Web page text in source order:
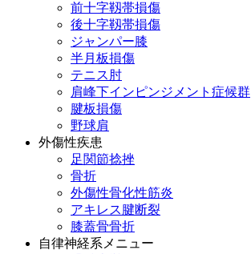
前十字靱帯損傷
後十字靱帯損傷
ジャンパー膝
半月板損傷
テニス肘
肩峰下インピンジメント症候群
腱板損傷
野球肩
外傷性疾患
足関節捻挫
骨折
外傷性骨化性筋炎
アキレス腱断裂
膝蓋骨骨折
自律神経系メニュー